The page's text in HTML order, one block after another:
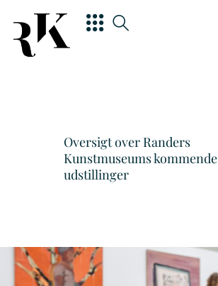
Oversigt over Randers
Kunstmuseums kommende
udstillinger